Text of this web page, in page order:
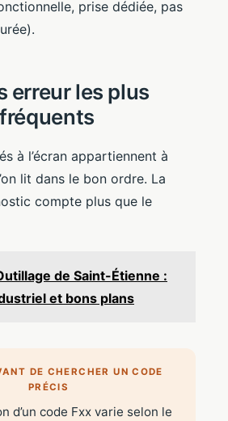
prise dédiée, pas
erreur les plus
fréquents
à l’écran appartiennent à
lit dans le bon ordre. La
compte plus que le
de Saint-Étienne :
et bons plans
DE CHERCHER UN CODE
PRÉCIS
d’un code Fxx varie selon le